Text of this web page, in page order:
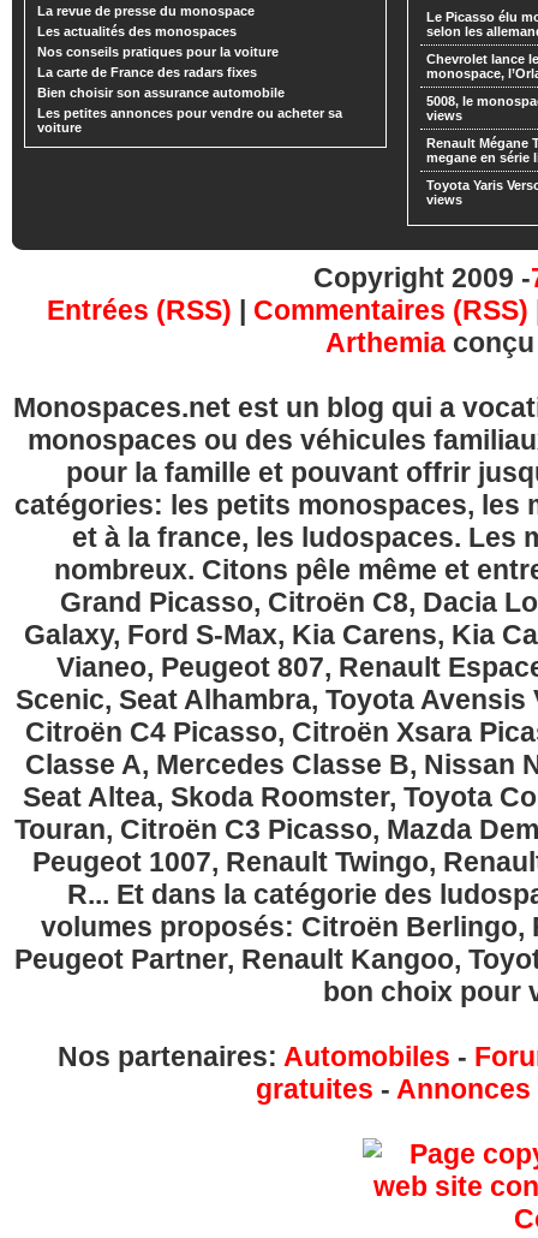
La revue de presse du monospace
Les actualités des monospaces
Nos conseils pratiques pour la voiture
La carte de France des radars fixes
Bien choisir son assurance automobile
Les petites annonces pour vendre ou acheter sa
voiture
Le Picasso élu
selon les
Chevrolet lance
monospace,
5008, le
views
Renault Mégane
megane en série
Toyota Yaris
views
Copyright 2009 -
Entrées (RSS) | Commentaires (RSS)
Arthemia
Monospaces.net est un blog qui a
monospaces ou des véhicules
pour la famille et pouvant offrir
catégories: les petits monospaces, les
et à la france, les ludospaces. Les
nombreux. Citons pêle même et
Grand Picasso, Citroën C8, Dacia
Galaxy, Ford S-Max, Kia Carens, Kia
Vianeo, Peugeot 807, Renault
Scenic, Seat Alhambra, Toyota
Citroën C4 Picasso, Citroën Xsara
Classe A, Mercedes Classe B, Nissan
Seat Altea, Skoda Roomster, Toyota
Touran, Citroën C3 Picasso, Mazda
Peugeot 1007, Renault Twingo,
R... Et dans la catégorie des
volumes proposés: Citroën Berlingo,
Peugeot Partner, Renault Kangoo,
bon choix pour
Nos partenaires: Automobiles -
gratuites -